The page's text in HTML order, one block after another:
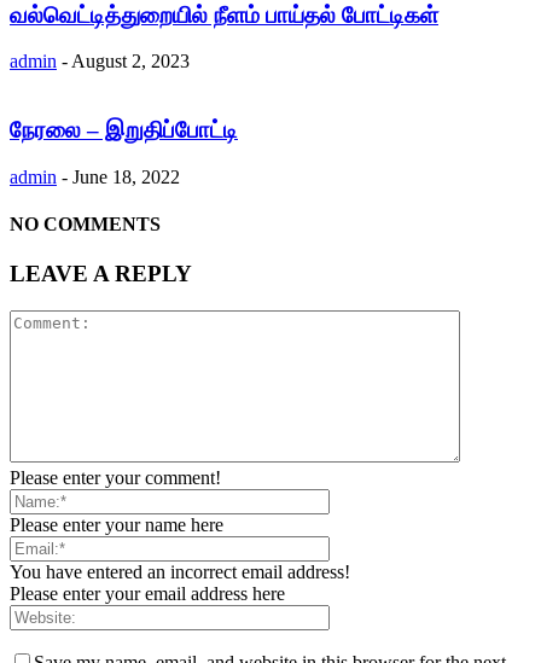
வல்வெட்டித்துறையில் நீளம் பாய்தல் போட்டிகள்
admin - August 2, 2023
நேரலை – இறுதிப்போட்டி
admin - June 18, 2022
NO COMMENTS
LEAVE A REPLY
Please enter your comment!
Please enter your name here
You have entered an incorrect email address!
Please enter your email address here